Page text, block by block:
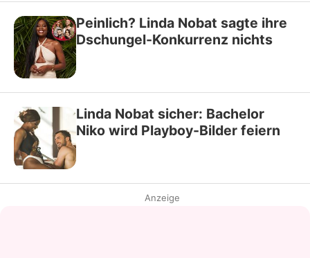
Peinlich? Linda Nobat sagte ihre
Dschungel-Konkurrenz nichts
Linda Nobat sicher: Bachelor
Niko wird Playboy-Bilder feiern
Anzeige